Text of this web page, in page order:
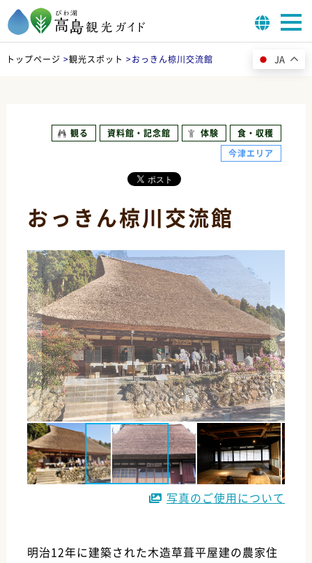
トップページ >観光スポット >おっきん椋川交流館
観る 資料館・記念館 体験
食・収穫
今津エリア
おっきん椋川交流館
写真のご使用について
明治12年に建築された木造草葺平屋建の農家住
JA